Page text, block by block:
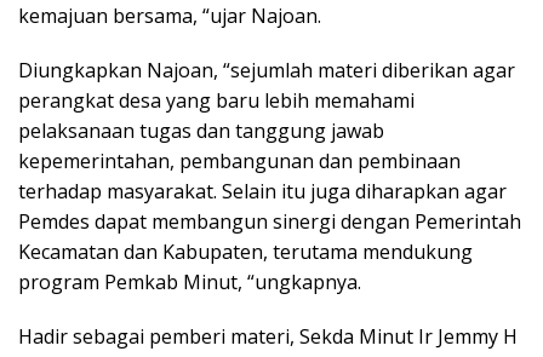
kemajuan bersama, “ujar Najoan.
Diungkapkan Najoan, “sejumlah materi diberikan agar
perangkat desa yang baru lebih memahami
pelaksanaan tugas dan tanggung jawab
kepemerintahan, pembangunan dan pembinaan
terhadap masyarakat. Selain itu juga diharapkan agar
Pemdes dapat membangun sinergi dengan Pemerintah
Kecamatan dan Kabupaten, terutama mendukung
program Pemkab Minut, “ungkapnya.
Hadir sebagai pemberi materi, Sekda Minut Ir Jemmy H